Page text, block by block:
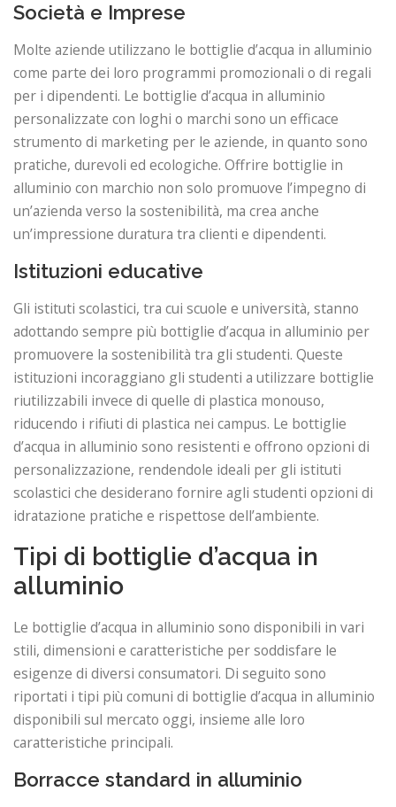
Società e Imprese
Molte aziende utilizzano le bottiglie d’acqua in alluminio
come parte dei loro programmi promozionali o di regali
per i dipendenti. Le bottiglie d’acqua in alluminio
personalizzate con loghi o marchi sono un efficace
strumento di marketing per le aziende, in quanto sono
pratiche, durevoli ed ecologiche. Offrire bottiglie in
alluminio con marchio non solo promuove l’impegno di
un’azienda verso la sostenibilità, ma crea anche
un’impressione duratura tra clienti e dipendenti.
Istituzioni educative
Gli istituti scolastici, tra cui scuole e università, stanno
adottando sempre più bottiglie d’acqua in alluminio per
promuovere la sostenibilità tra gli studenti. Queste
istituzioni incoraggiano gli studenti a utilizzare bottiglie
riutilizzabili invece di quelle di plastica monouso,
riducendo i rifiuti di plastica nei campus. Le bottiglie
d’acqua in alluminio sono resistenti e offrono opzioni di
personalizzazione, rendendole ideali per gli istituti
scolastici che desiderano fornire agli studenti opzioni di
idratazione pratiche e rispettose dell’ambiente.
Tipi di bottiglie d’acqua in
alluminio
Le bottiglie d’acqua in alluminio sono disponibili in vari
stili, dimensioni e caratteristiche per soddisfare le
esigenze di diversi consumatori. Di seguito sono
riportati i tipi più comuni di bottiglie d’acqua in alluminio
disponibili sul mercato oggi, insieme alle loro
caratteristiche principali.
Borracce standard in alluminio